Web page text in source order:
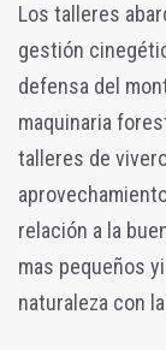
Los talleres
gestión
defensa del
maquinaria
talleres de
relación a la
mas pequeños
naturaleza con